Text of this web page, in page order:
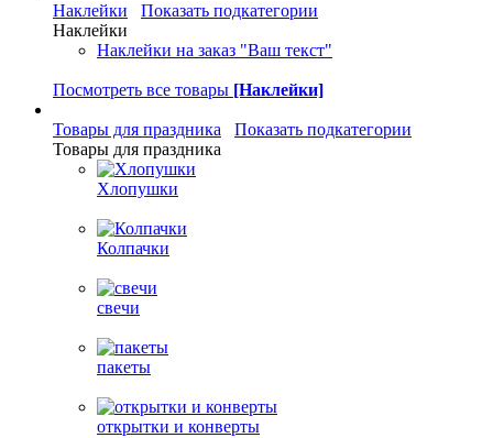
Наклейки
Показать подкатегории
Наклейки
Наклейки на заказ "Ваш текст"
Посмотреть все товары [Наклейки]
Товары для праздника
Показать подкатегории
Товары для праздника
Хлопушки
Колпачки
свечи
пакеты
открытки и конверты